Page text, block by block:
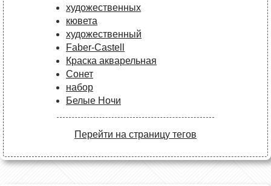
художественных
кювета
художественный
Faber-Castell
Краска акварельная
Сонет
набор
Белые Ночи
Перейти на страницу тегов